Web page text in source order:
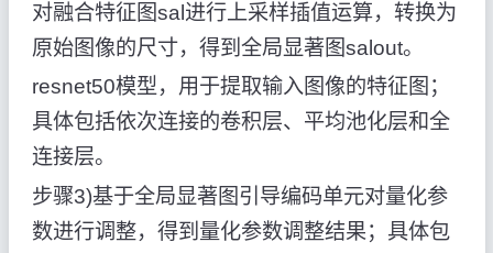
对融合特征图sal进行上采样插值运算，转换为
原始图像的尺寸，得到全局显著图salout。
resnet50模型，用于提取输入图像的特征图；
具体包括依次连接的卷积层、平均池化层和全
连接层。
步骤3)基于全局显著图引导编码单元对量化参
数进行调整，得到量化参数调整结果；具体包